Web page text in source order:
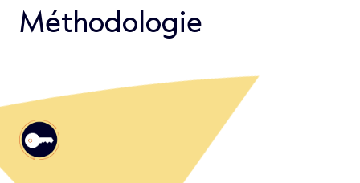
Méthodologie